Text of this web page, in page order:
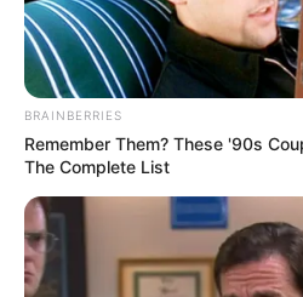
อะไรที่ชาว ราศีมีน ต้องการคน
เต็มให้กับชีวิตได้ถ้าเขาหมดหวัง
นี่คือสิ่งที่เขาต้องการจากคนที่เข
แม้เมื่อเจอปัญหาคุณจะต้องไม่ดู
ต้องคอยดึงเขาออกจากฝันนั้นบ้
เป็นหลงอยู่ในความฝันจนลืมนึก
BRAINBERRIES
Remember Them? These '90s
The Complete List